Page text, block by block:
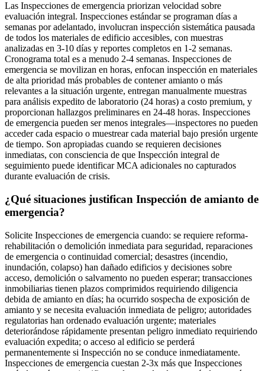
Las Inspecciones de emergencia priorizan velocidad sobre
evaluación integral. Inspecciones estándar se programan días a
semanas por adelantado, involucran inspección sistemática pausada
de todos los materiales de edificio accesibles, con muestras
analizadas en 3-10 días y reportes completos en 1-2 semanas.
Cronograma total es a menudo 2-4 semanas. Inspecciones de
emergencia se movilizan en horas, enfocan inspección en materiales
de alta prioridad más probables de contener amianto o más
relevantes a la situación urgente, entregan manualmente muestras
para análisis expedito de laboratorio (24 horas) a costo premium, y
proporcionan hallazgos preliminares en 24-48 horas. Inspecciones
de emergencia pueden ser menos integrales—inspectores no pueden
acceder cada espacio o muestrear cada material bajo presión urgente
de tiempo. Son apropiadas cuando se requieren decisiones
inmediatas, con consciencia de que Inspección integral de
seguimiento puede identificar MCA adicionales no capturados
durante evaluación de crisis.
¿Qué situaciones justifican Inspección de amianto de
emergencia?
Solicite Inspecciones de emergencia cuando: se requiere reforma-
rehabilitación o demolición inmediata para seguridad, reparaciones
de emergencia o continuidad comercial; desastres (incendio,
inundación, colapso) han dañado edificios y decisiones sobre
acceso, demolición o salvamento no pueden esperar; transacciones
inmobiliarias tienen plazos comprimidos requiriendo diligencia
debida de amianto en días; ha ocurrido sospecha de exposición de
amianto y se necesita evaluación inmediata de peligro; autoridades
regulatorias han ordenado evaluación urgente; materiales
deteriorándose rápidamente presentan peligro inmediato requiriendo
evaluación expedita; o acceso al edificio se perderá
permanentemente si Inspección no se conduce inmediatamente.
Inspecciones de emergencia cuestan 2-3x más que Inspecciones